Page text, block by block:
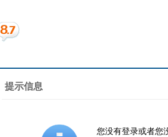
提示信息
您没有登录或者您